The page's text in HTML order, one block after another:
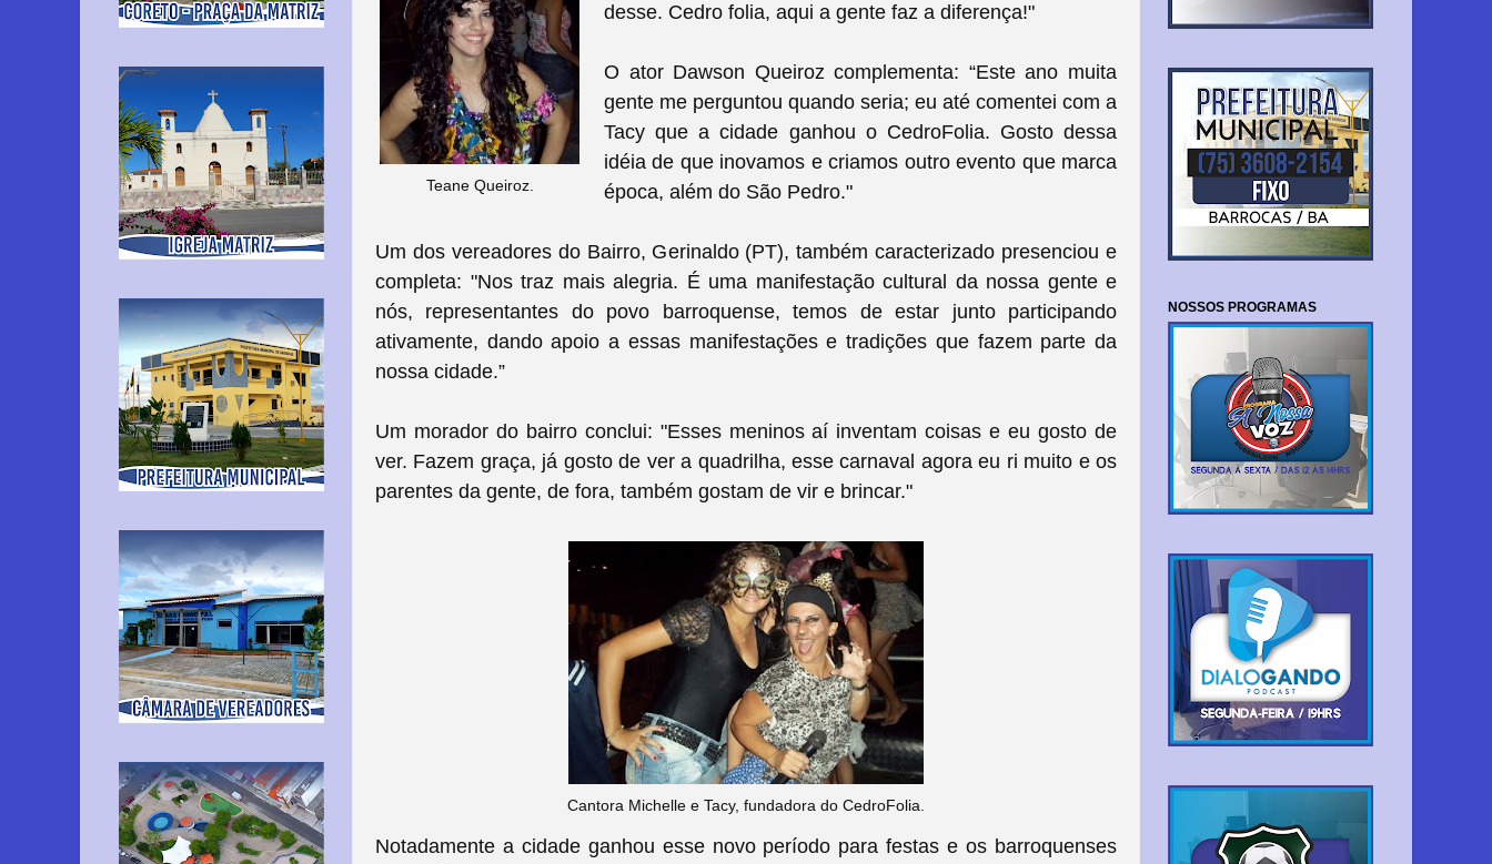
Teane Queiroz.
desse. Cedro folia, aqui a gente faz a diferença!"
O ator Dawson Queiroz complementa: “Este ano muita
gente me perguntou quando seria; eu até comentei com a
Tacy que a cidade ganhou o CedroFolia. Gosto dessa
idéia de que inovamos e criamos outro evento que marca
época, além do São Pedro."
Um dos vereadores do Bairro, Gerinaldo (PT), também caracterizado presenciou e
completa: "Nos traz mais alegria. É uma manifestação cultural da nossa gente e
nós, representantes do povo barroquense, temos de estar junto participando
ativamente, dando apoio a essas manifestações e tradições que fazem parte da
nossa cidade.”
Um morador do bairro conclui: "Esses meninos aí inventam coisas e eu gosto de
ver. Fazem graça, já gosto de ver a quadrilha, esse carnaval agora eu ri muito e os
parentes da gente, de fora, também gostam de vir e brincar."
Cantora Michelle e Tacy, fundadora do CedroFolia.
Notadamente a cidade ganhou esse novo período para festas e os barroquenses
NOSSOS PROGRAMAS